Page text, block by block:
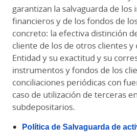
garantizan la salvaguarda de
financieros y de los fondos de
concreto: la efectiva distinción
cliente de los de otros clientes y
Entidad y su exactitud y su
instrumentos y fondos de los
conciliaciones periódicas con
caso de utilización de terceras
subdepositarios.
Política de Salvaguarda de